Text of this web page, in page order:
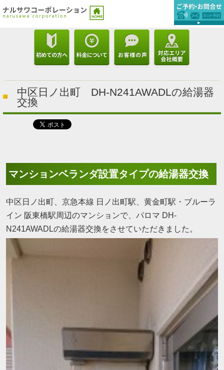
中区日ノ出町 DH-N241AWADLの給湯器
交換
マンションベランダ設置タイプの給湯器交換
中区日ノ出町、京急本線 日ノ出町駅、黄金町駅・ブルーラ
イン 阪東橋駅周辺のマンションで、パロマ DH-
N241AWADLの給湯器交換をさせていただきました。